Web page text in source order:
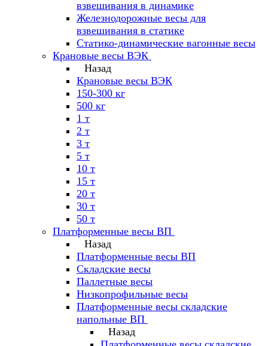
взвешивания в динамике
Железнодорожные весы для
взвешивания в статике
Статико-динамические вагонные весы
Крановые весы ВЭК
Назад
Крановые весы ВЭК
150-300 кг
500 кг
1 т
2 т
3 т
5 т
10 т
15 т
20 т
30 т
50 т
Платформенные весы ВП
Назад
Платформенные весы ВП
Складские весы
Паллетные весы
Низкопрофильные весы
Платформенные весы складские
напольные ВП
Назад